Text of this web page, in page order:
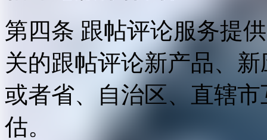
第四条 跟帖评论服务提
关的跟帖评论新产品、
或者省、自治区、直辖
估。